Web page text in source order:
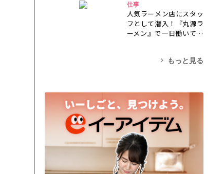
仕事
人気ラーメン店にスタッ
フとして潜入！『丸源ラ
ーメン』で一日働いてみ
もっと見る